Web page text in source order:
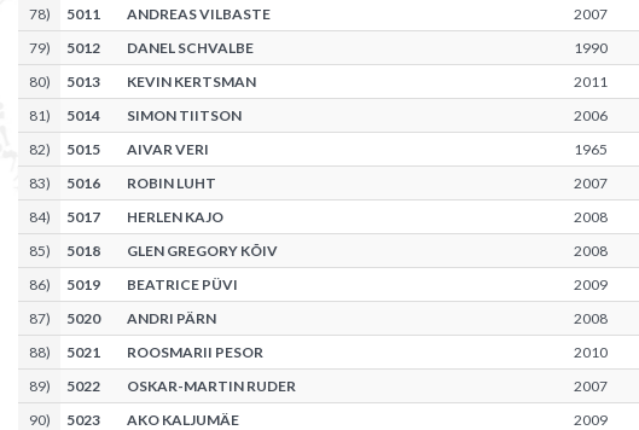
78) 5011 ANDREAS VILBASTE 2007
79) 5012 DANEL SCHVALBE 1990
80) 5013 KEVIN KERTSMAN 2011
81) 5014 SIMON TIITSON 2006
82) 5015 AIVAR VERI 1965
83) 5016 ROBIN LUHT 2007
84) 5017 HERLEN KAJO 2008
85) 5018 GLEN GREGORY KÕIV 2008
86) 5019 BEATRICE PÜVI 2009
87) 5020 ANDRI PÄRN 2008
88) 5021 ROOSMARII PESOR 2010
89) 5022 OSKAR-MARTIN RUDER 2007
90) 5023 AKO KALJUMÄE 2009